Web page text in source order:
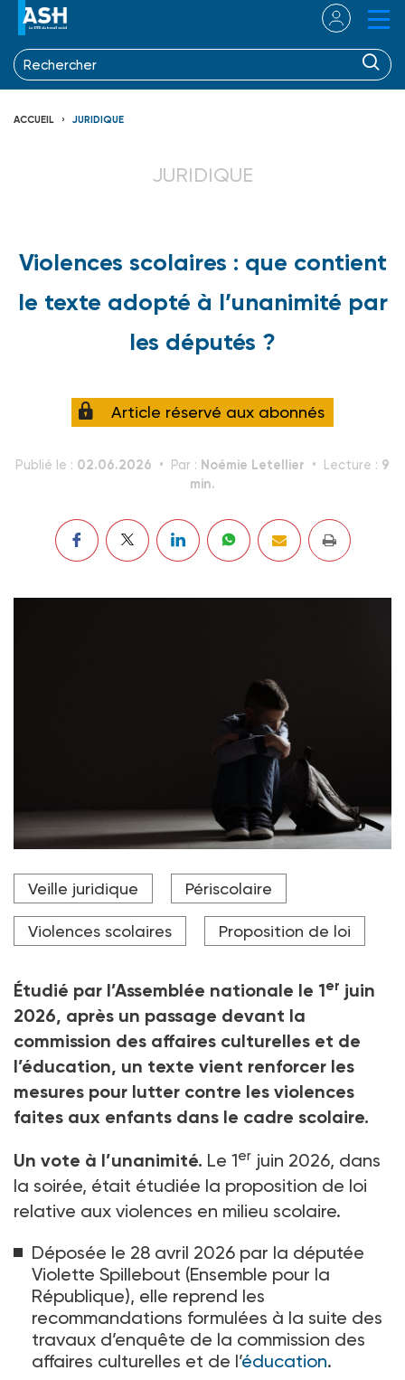
ACCUEIL JURIDIQUE
JURIDIQUE
Violences scolaires : que contient
le texte adopté à l’unanimité par
les députés ?
Article réservé aux abonnés
Publié le : 02.06.2026 Par : Noémie Letellier Lecture : 9
min.
Le texte vient créer un fonds d’indemnisation des
victimes « de faits de violences volontaires ou de
cadre scolaire ».
Veille juridique Périscolaire
Violences scolaires Proposition de loi
Étudié par l’Assemblée nationale le 1er juin
2026, après un passage devant la
commission des affaires culturelles et de
l’éducation, un texte vient renforcer les
mesures pour lutter contre les violences
faites aux enfants dans le cadre scolaire.
Un vote à l’unanimité. Le 1er juin 2026, dans
la soirée, était étudiée la proposition de loi
relative aux violences en milieu scolaire.
Déposée le 28 avril 2026 par la députée
Violette Spillebout (Ensemble pour la
République), elle reprend les
recommandations formulées à la suite des
travaux d’enquête de la commission des
affaires culturelles et de l’éducation.